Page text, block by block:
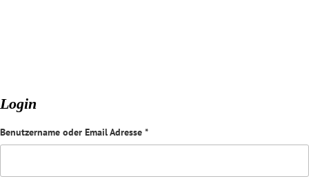
Login
Benutzername oder Email Adresse *